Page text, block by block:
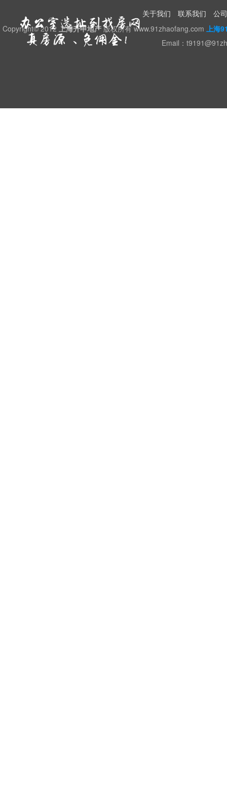
关于我们 联系我们
公
Copyright© 2012 上海升申地产版权所有 www.91zhaofang.com 上海
Email：